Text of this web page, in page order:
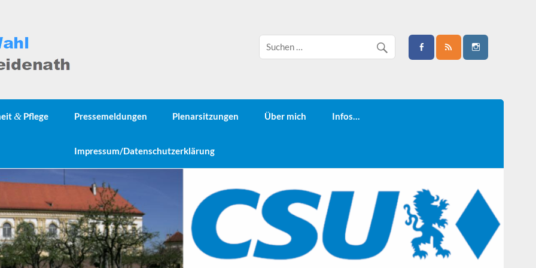
& Pflege Pressemeldungen Plenarsitzungen Über mich Infos…
Impressum/Datenschutzerklärung